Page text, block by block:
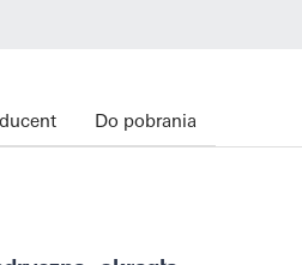
Do pobrania